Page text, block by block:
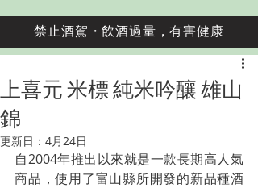
禁止酒駕・飲酒過量，有害健康
上喜元 米標 純米吟釀 雄山
錦
更新日： 4月24日
自2004年推出以來就是一款長期高人氣
商品，使用了富山縣所開發的新品種酒